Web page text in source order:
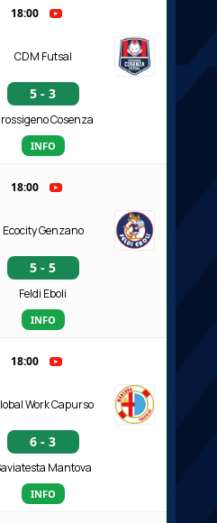
18:00
CDM Futsal
5 - 3
Cosenza
INFO
18:00
Ecocity Genzano
5 - 5
Feldi Eboli
INFO
18:00
Work Capurso
6 - 3
Mantova
INFO